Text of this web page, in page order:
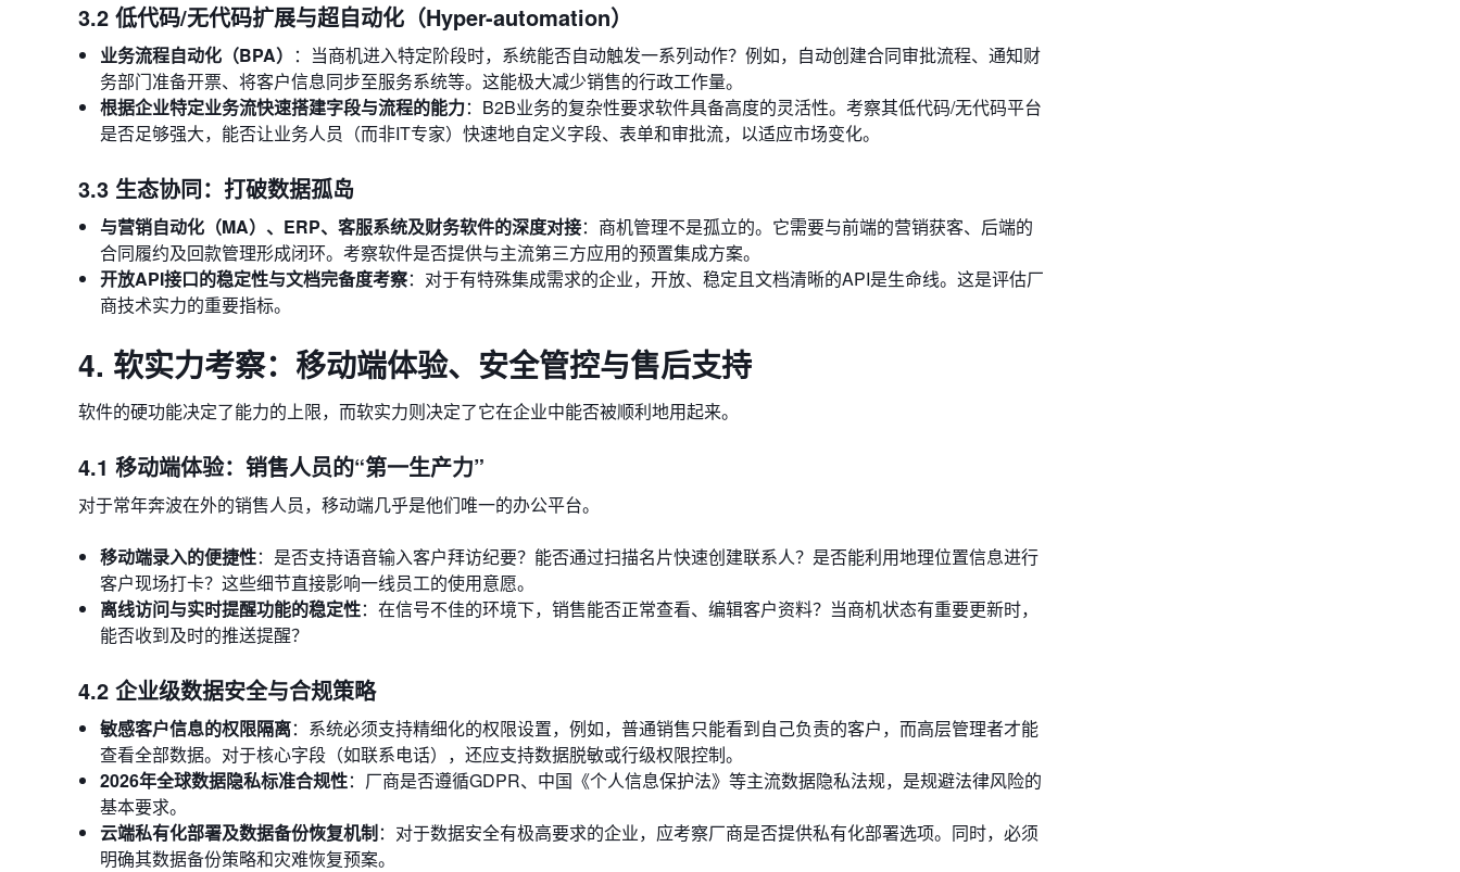
3.2 低代码/无代码扩展与超自动化（Hyper-automation）
业务流程自动化（BPA） ：当商机进入特定阶段时，系统能否自动触发一系列动作？例如，自动创建合同审批流程、通知财
务部门准备开票、将客户信息同步至服务系统等。这能极大减少销售的行政工作量。
根据企业特定业务流快速搭建字段与流程的能力：B2B业务的复杂性要求软件具备高度的灵活性。考察其低代码/无代码平台
是否足够强大，能否让业务人员（而非IT专家）快速地自定义字段、表单和审批流，以适应市场变化。
3.3 生态协同：打破数据孤岛
与营销自动化（MA）、ERP、客服系统及财务软件的深度对接：商机管理不是孤立的。它需要与前端的营销获客、后端的
合同履约及回款管理形成闭环。考察软件是否提供与主流第三方应用的预置集成方案。
开放API接口的稳定性与文档完备度考察：对于有特殊集成需求的企业，开放、稳定且文档清晰的API是生命线。这是评估厂
商技术实力的重要指标。
4. 软实力考察：移动端体验、安全管控与售后支持
软件的硬功能决定了能力的上限，而软实力则决定了它在企业中能否被顺利地用起来。
4.1 移动端体验：销售人员的“第一生产力”
对于常年奔波在外的销售人员，移动端几乎是他们唯一的办公平台。
移动端录入的便捷性：是否支持语音输入客户拜访纪要？能否通过扫描名片快速创建联系人？是否能利用地理位置信息进行
客户现场打卡？这些细节直接影响一线员工的使用意愿。
离线访问与实时提醒功能的稳定性：在信号不佳的环境下，销售能否正常查看、编辑客户资料？当商机状态有重要更新时，
能否收到及时的推送提醒？
4.2 企业级数据安全与合规策略
敏感客户信息的权限隔离：系统必须支持精细化的权限设置，例如，普通销售只能看到自己负责的客户，而高层管理者才能
查看全部数据。对于核心字段（如联系电话），还应支持数据脱敏或行级权限控制。
2026年全球数据隐私标准合规性：厂商是否遵循GDPR、中国《个人信息保护法》等主流数据隐私法规，是规避法律风险的
基本要求。
云端私有化部署及数据备份恢复机制：对于数据安全有极高要求的企业，应考察厂商是否提供私有化部署选项。同时，必须
明确其数据备份策略和灾难恢复预案。